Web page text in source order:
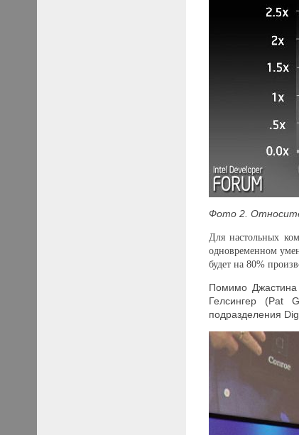
Фото 2.
Для настольных
одновременном
будет на 80%
Помимо
Гелсингер (Pat
подразделения